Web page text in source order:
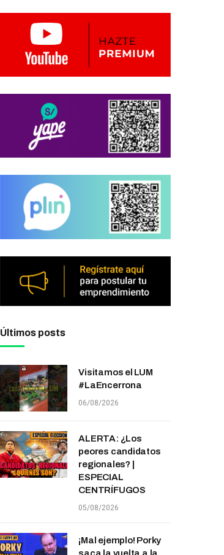
Últimos posts
Visitamos el LUM
#LaEncerrona
06/08/2026
ALERTA: ¿Los
peores candidatos
regionales? |
ESPECIAL
CENTRÍFUGOS
05/08/2026
¡Mal ejemplo! Porky
saca la vuelta a la